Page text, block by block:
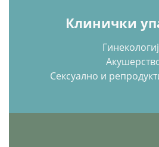
Клинички
Сексуално и